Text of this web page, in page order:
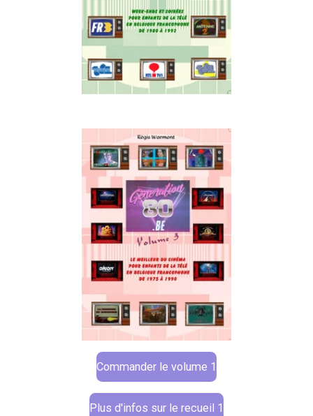
Commander le volume 1
Plus d'infos sur le recueil 1